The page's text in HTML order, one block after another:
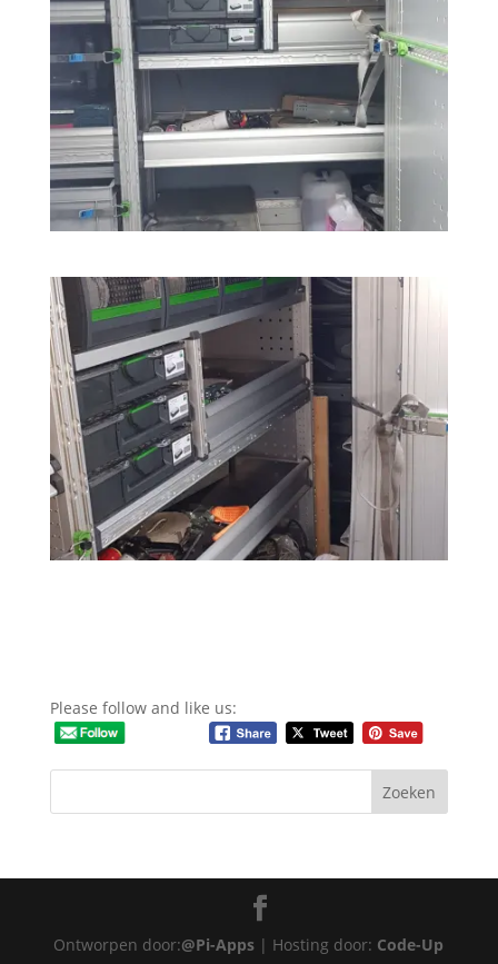
Please follow and like us:
Ontworpen door:@Pi-Apps | Hosting door: Code-Up